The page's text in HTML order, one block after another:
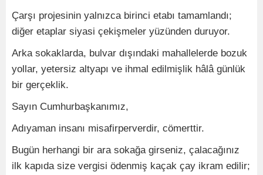
Çarşı projesinin yalnızca birinci etabı tamamlandı;
diğer etaplar siyasi çekişmeler yüzünden duruyor.
Arka sokaklarda, bulvar dışındaki mahallelerde bozuk
yollar, yetersiz altyapı ve ihmal edilmişlik hâlâ günlük
bir gerçeklik.
Sayın Cumhurbaşkanımız,
Adıyaman insanı misafirperverdir, cömerttir.
Bugün herhangi bir ara sokağa girseniz, çalacağınız
ilk kapıda size vergisi ödenmiş kaçak çay ikram edilir;